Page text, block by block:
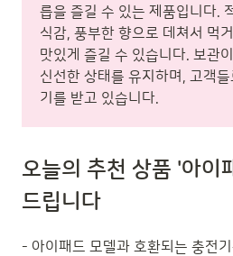
릅을 즐길 수 있는 제품입니다.
식감, 풍부한 향으로 데쳐서 먹
맛있게 즐길 수 있습니다. 보관
신선한 상태를 유지하며, 고객
기를 받고 있습니다.
오늘의 추천 상품 '아이
드립니다
- 아이패드 모델과 호환되는 충전